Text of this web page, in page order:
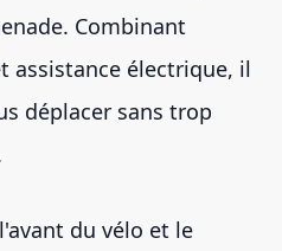
Combinant
assistance électrique, il
déplacer sans trop
du vélo et le